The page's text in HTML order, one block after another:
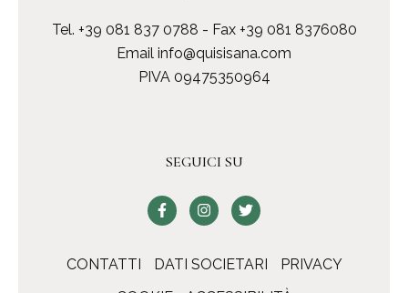
Tel. +39 081 837 0788 - Fax +39 081 8376080
Email info@quisisana.com
PIVA 09475350964
SEGUICI SU
CONTATTI DATI SOCIETARI
PRIVACY